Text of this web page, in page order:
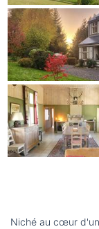
Niché au cœur